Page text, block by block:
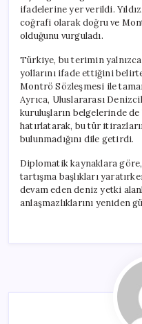
ifadelerine yer verildi.
coğrafi olarak doğru ve
olduğunu vurguladı.
Türkiye, bu terimin
yollarını ifade ettiğini
Montrö Sözleşmesi ile
Ayrıca, Uluslararası
kuruluşların belgelerinde
hatırlatarak, bu tür
bulunmadığını dile getirdi.
Diplomatik kaynaklara
tartışma başlıkları
devam eden deniz yetki
anlaşmazlıklarını yeniden